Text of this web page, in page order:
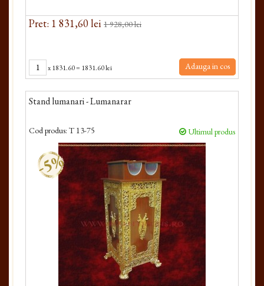
Pret: 1 831,60 lei 1 928,00 lei
x1831.60= 1831.60 lei Adauga in cos
Stand lumanari - Lumanarar
Cod produs: T 13-75 Ultimul produs
-5%